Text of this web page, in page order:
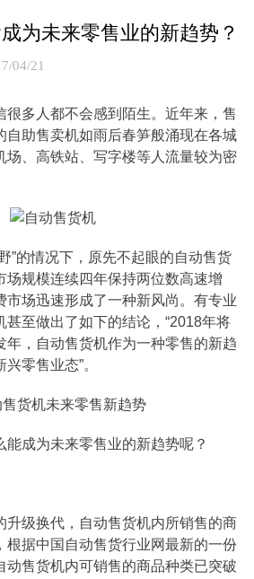
为未来零售业的新趋势？
04/21
很多人都不会感到陌生。近年来，售
自助售卖机如雨后春笋般涌现在各城
场、高铁站、写字楼等人流量较为密
”的情况下，原先不起眼的自动售货
场规模连续四年保持两位数高速增
市场迅速形成了一种新风尚。有专业
甚至做出了如下的结论，“2018年将
年，自动售货机作为一种零售的新趋
零售业态”。
能成为未来零售业的新趋势呢？
升级换代，自动售货机内所销售的商
根据中国自动售货行业网最新的一份
动售货机内可销售的商品种类已突破